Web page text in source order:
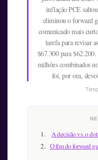
inflação PCE
eliminou o forward
comunicado mais
tarefa para revisar
$67.300 para
milhões combinados
foi, por ora,
A decisão vs. o
O fim do forward